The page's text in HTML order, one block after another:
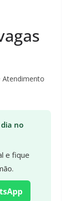
Atendimento
no
e fique